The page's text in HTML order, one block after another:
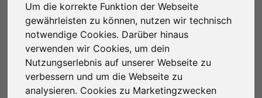
Um die korrekte Funktion der Webseite
gewährleisten zu können, nutzen wir technisch
notwendige Cookies. Darüber hinaus
verwenden wir Cookies, um dein
Nutzungserlebnis auf unserer Webseite zu
verbessern und um die Webseite zu
analysieren. Cookies zu Marketingzwecken
Weiter mit Facebook
ODER
E-Mail
FAQ
Kostenlos registrieren
Anmelden